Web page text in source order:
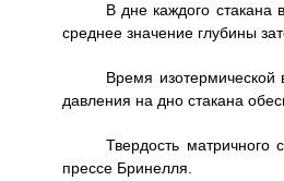
В дне каждого
среднее значение глубины
Время изотермической
давления на дно стакана
Твердость
прессе Бринелля.